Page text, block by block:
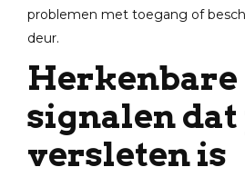
problemen met toegang of
deur.
Herkenbare
signalen dat
versleten is